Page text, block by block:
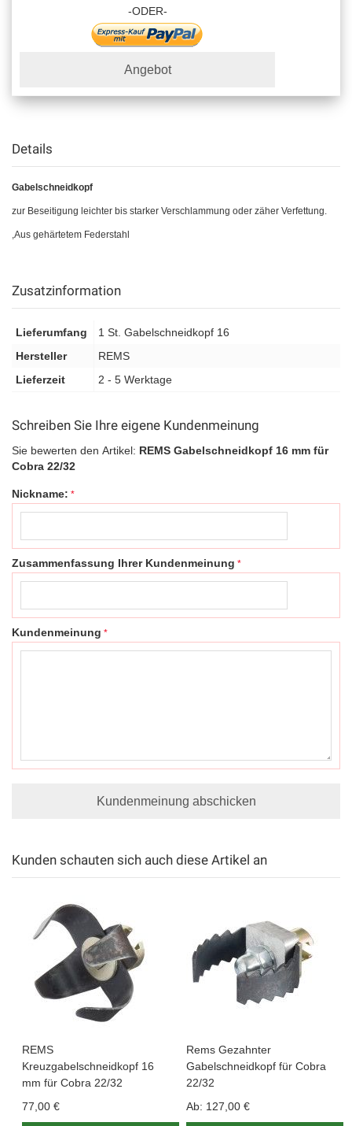
-ODER-
Angebot
Details
Gabelschneidkopf
zur Beseitigung leichter bis starker Verschlammung oder zäher Verfettung.
,Aus gehärtetem Federstahl
Zusatzinformation
Lieferumfang
1 St. Gabelschneidkopf 16
Hersteller
REMS
Lieferzeit
2 - 5 Werktage
Schreiben Sie Ihre eigene Kundenmeinung
Sie bewerten den Artikel: REMS Gabelschneidkopf 16 mm für
Cobra 22/32
Nickname:
Zusammenfassung Ihrer Kundenmeinung
Kundenmeinung
Kundenmeinung abschicken
Kunden schauten sich auch diese Artikel an
REMS
Kreuzgabelschneidkopf 16
mm für Cobra 22/32
77,00 €
Rems Gezahnter
Gabelschneidkopf für Cobra
22/32
Ab: 127,00 €